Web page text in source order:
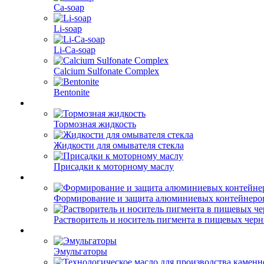
Ca-soap
Li-soap
Li-Ca-soap
Calcium Sulfonate Complex
Bentonite
Тормозная жидкость
Жидкости для омывателя стекла
Присадки к моторному маслу
Формирование и защита алюминиевых
Растворитель и носитель пигмента в пищевых
Эмульгаторы